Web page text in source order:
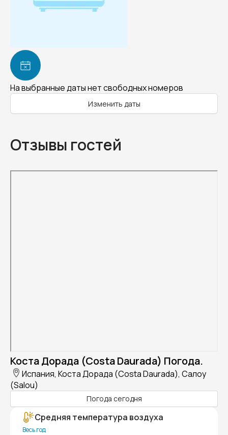
На выбранные даты нет свободных номеров
Изменить даты
Отзывы гостей
Коста Дорада (Costa Daurada) Погода.
Испания, Коста Дорада (Costa Daurada), Салоу
(Salou)
Погода сегодня
Средняя температура воздуха
Весь год